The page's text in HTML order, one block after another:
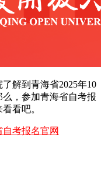
解到 青海省2025年10
么，参加青海省自考报
看吧。
自考报名官网